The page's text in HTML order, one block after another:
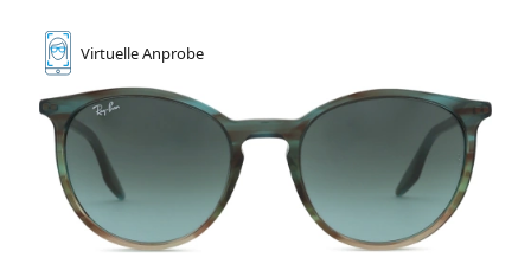
VirtuelleAnprobe